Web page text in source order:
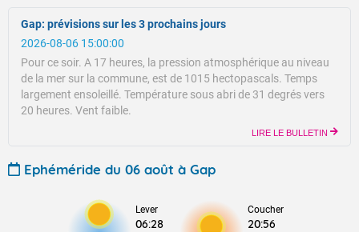
Gap: prévisions sur les 3 prochains jours
2026-08-06 15:00:00
Pour ce soir. A 17 heures, la pression atmosphérique au niveau
de la mer sur la commune, est de 1015 hectopascals. Temps
largement ensoleillé. Température sous abri de 31 degrés vers
20 heures. Vent faible.
LIRE LE BULLETIN
Ephéméride du 06 août à Gap
Lever
06:28
Coucher
20:56